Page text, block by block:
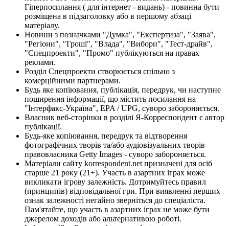
Гіперпосилання ( для інтернет - видань) - повинна бути
розміщена в підзаголовку або в першому абзаці
матеріалу.
Новини з позначками "Думка", "Експертиза", "Заява",
"Регіони", "Гроші", "Влада", "Вибори", "Тест-драйв",
"Спецпроекти", "Промо" публікуються на правах
реклами.
Розділ Спецпроекти створюється спільно з
комерційними партнерами.
Будь яке копіювання, публікація, передрук, чи наступне
поширення інформації, що містить посилання на
"Інтерфакс-Україна", EPA / UPG, суворо забороняється.
Власник веб-сторінки в розділі Я-Корреспондент є автор
публікації.
Будь-яке копіювання, передрук та відтворення
фотографічних творів та/або аудіовізуальних творів
правовласника Getty Images - суворо забороняється.
Матеріали сайту korrespondent.net призначені для осіб
старше 21 року (21+). Участь в азартних іграх може
викликати ігрову залежність. Дотримуйтесь правил
(принципів) відповідальної гри. При виявленні перших
ознак залежності негайно зверніться до спеціаліста.
Пам'ятайте, що участь в азартних іграх не може бути
джерелом доходів або альтернативою роботі.